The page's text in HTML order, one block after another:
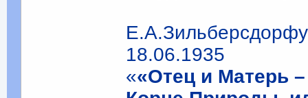
Е.А.Зильберсдорфу
18.06.1935
««Отец и Матерь